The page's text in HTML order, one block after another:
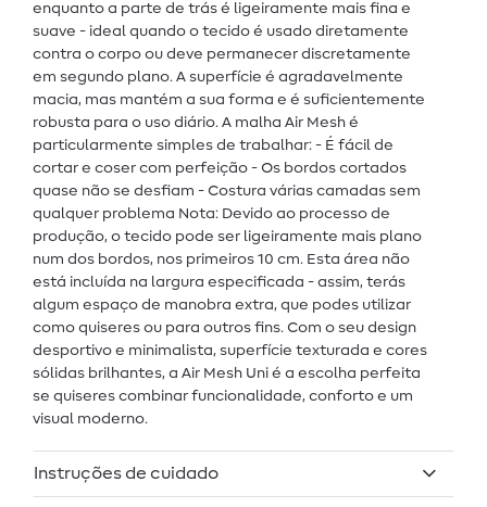
enquanto a parte de trás é ligeiramente mais fina e
suave - ideal quando o tecido é usado diretamente
contra o corpo ou deve permanecer discretamente
em segundo plano. A superfície é agradavelmente
macia, mas mantém a sua forma e é suficientemente
robusta para o uso diário. A malha Air Mesh é
particularmente simples de trabalhar: - É fácil de
cortar e coser com perfeição - Os bordos cortados
quase não se desfiam - Costura várias camadas sem
qualquer problema Nota: Devido ao processo de
produção, o tecido pode ser ligeiramente mais plano
num dos bordos, nos primeiros 10 cm. Esta área não
está incluída na largura especificada - assim, terás
algum espaço de manobra extra, que podes utilizar
como quiseres ou para outros fins. Com o seu design
desportivo e minimalista, superfície texturada e cores
sólidas brilhantes, a Air Mesh Uni é a escolha perfeita
se quiseres combinar funcionalidade, conforto e um
visual moderno.
Instruções de cuidado